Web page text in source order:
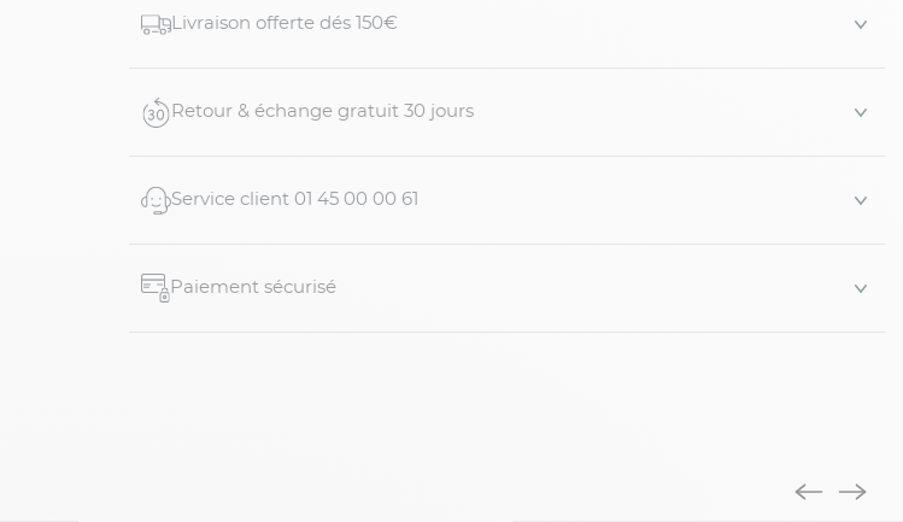
VOTRE M...Livraison offerte dés 150€
Retour & échange gratuit 30 jours
Service client 01 45 00 00 61
Paiement sécurisé